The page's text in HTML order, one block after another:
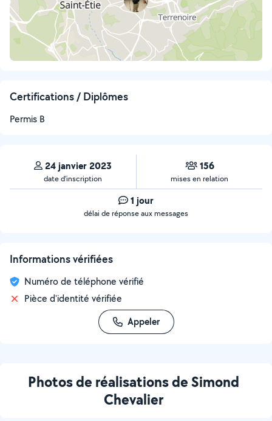
Certifications / Diplômes
Permis B
24 janvier 2023
date d’inscription
156
mises en relation
1 jour
délai de réponse aux messages
Informations vérifiées
Numéro de téléphone vérifié
Pièce d'identité vérifiée
Appeler
Photos de réalisations de Simond
Chevalier